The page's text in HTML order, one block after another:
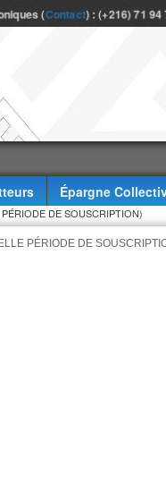
(Contact) : (+216) 71
Épargne
DE SOUSCRIPTION)
PÉRIODE DE